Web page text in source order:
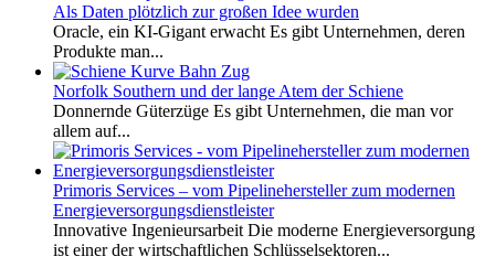
Als Daten plötzlich zur großen Idee wurden
Oracle, ein KI-Gigant erwacht Es gibt Unternehmen, deren
Produkte man...
Norfolk Southern und der lange Atem der Schiene
Donnernde Güterzüge Es gibt Unternehmen, die man vor
allem auf...
Primoris Services – vom Pipelinehersteller zum modernen
Energieversorgungsdienstleister
Innovative Ingenieursarbeit Die moderne Energieversorgung
ist einer der wirtschaftlichen Schlüsselsektoren...